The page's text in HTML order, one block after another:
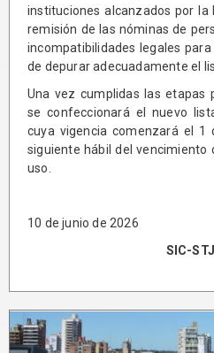
instituciones alcanzados por la
remisión de las nóminas de
incompatibilidades legales
de depurar adecuadamente el
Una vez cumplidas las etapas
se confeccionará el nuevo
cuya vigencia comenzará el 1
siguiente hábil del vencimiento
uso.
10 de junio de 2026
SIC-